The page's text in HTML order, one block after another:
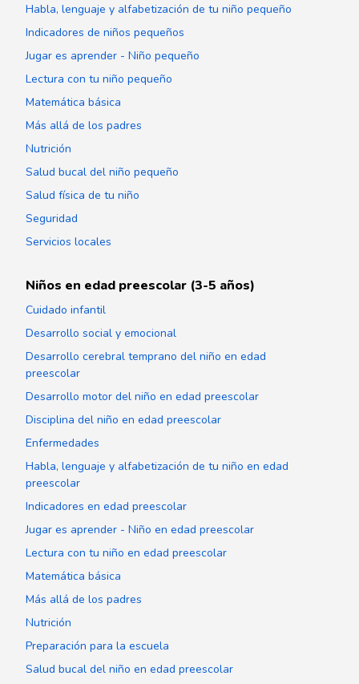
Habla, lenguaje y alfabetización de tu niño pequeño
Indicadores de niños pequeños
Jugar es aprender - Niño pequeño
Lectura con tu niño pequeño
Matemática básica
Más allá de los padres
Nutrición
Salud bucal del niño pequeño
Salud física de tu niño
Seguridad
Servicios locales
Niños en edad preescolar (3-5 años)
Cuidado infantil
Desarrollo social y emocional
Desarrollo cerebral temprano del niño en edad
preescolar
Desarrollo motor del niño en edad preescolar
Disciplina del niño en edad preescolar
Enfermedades
Habla, lenguaje y alfabetización de tu niño en edad
preescolar
Indicadores en edad preescolar
Jugar es aprender - Niño en edad preescolar
Lectura con tu niño en edad preescolar
Matemática básica
Más allá de los padres
Nutrición
Preparación para la escuela
Salud bucal del niño en edad preescolar